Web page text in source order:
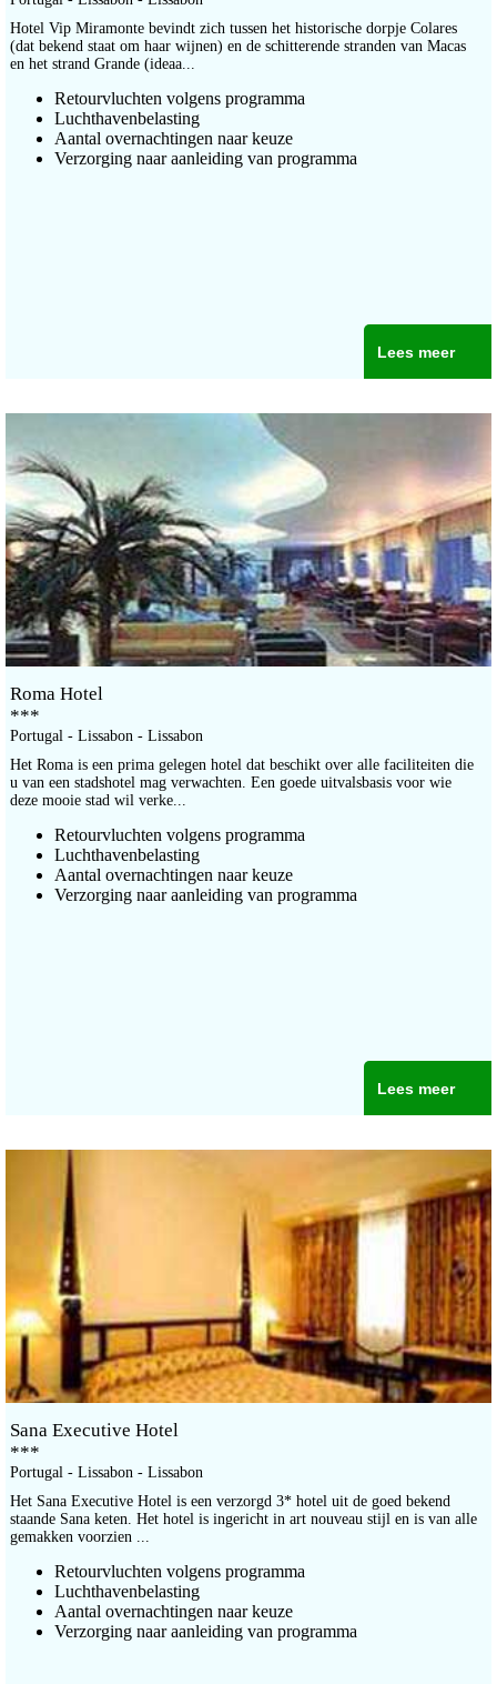
Hotel Vip Miramonte bevindt zich tussen het historische dorpje Colares
(dat bekend staat om haar wijnen) en de schitterende stranden van Macas
en het strand Grande (ideaa...
Retourvluchten volgens programma
Luchthavenbelasting
Aantal overnachtingen naar keuze
Verzorging naar aanleiding van programma
Lees meer
Roma Hotel
***
Portugal - Lissabon - Lissabon
Het Roma is een prima gelegen hotel dat beschikt over alle faciliteiten die
u van een stadshotel mag verwachten. Een goede uitvalsbasis voor wie
deze mooie stad wil verke...
Retourvluchten volgens programma
Luchthavenbelasting
Aantal overnachtingen naar keuze
Verzorging naar aanleiding van programma
Lees meer
Sana Executive Hotel
***
Portugal - Lissabon - Lissabon
Het Sana Executive Hotel is een verzorgd 3* hotel uit de goed bekend
staande Sana keten. Het hotel is ingericht in art nouveau stijl en is van alle
gemakken voorzien ...
Retourvluchten volgens programma
Luchthavenbelasting
Aantal overnachtingen naar keuze
Verzorging naar aanleiding van programma